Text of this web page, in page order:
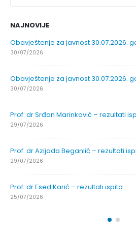
NAJNOVIJE
Obavještenje za javnost 30.07.2026.
30/07/2026
Obavještenje za javnost 30.07.2026.
30/07/2026
Prof. dr Srđan Marinković – rezultati
29/07/2026
Prof. dr Azijada Beganlić – rezultati
29/07/2026
Prof. dr Esed Karić – rezultati ispita
25/07/2026